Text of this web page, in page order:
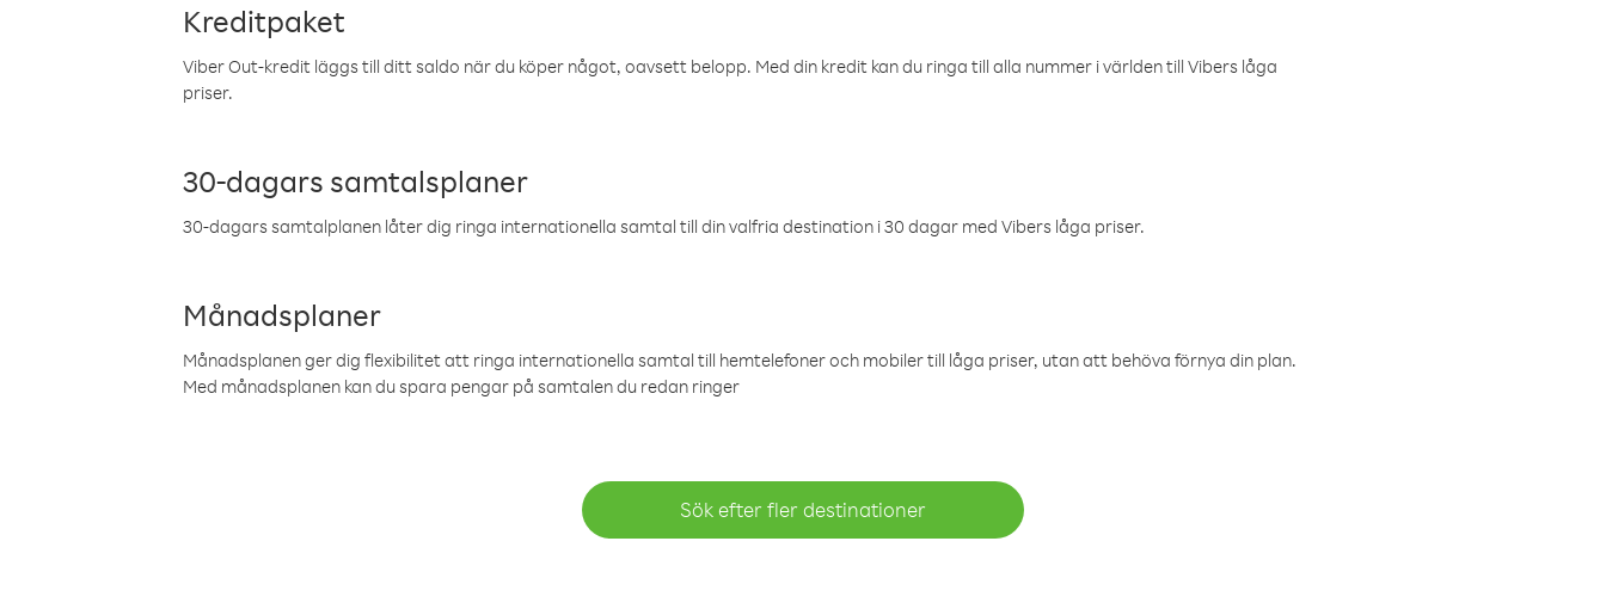
Kreditpaket
Viber Out-kredit läggs till ditt saldo när du köper något, oavsett belopp. Med din kredit kan du ringa till alla nummer i världen till Vibers låga
priser.
30-dagars samtalsplaner
30-dagars samtalplanen låter dig ringa internationella samtal till din valfria destination i 30 dagar med Vibers låga priser.
Månadsplaner
Månadsplanen ger dig flexibilitet att ringa internationella samtal till hemtelefoner och mobiler till låga priser, utan att behöva förnya din plan.
Med månadsplanen kan du spara pengar på samtalen du redan ringer
Sök efter fler destinationer